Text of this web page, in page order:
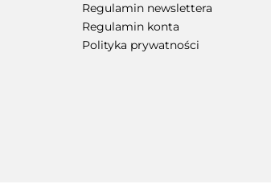
Regulamin newslettera
Regulamin konta
Polityka prywatności